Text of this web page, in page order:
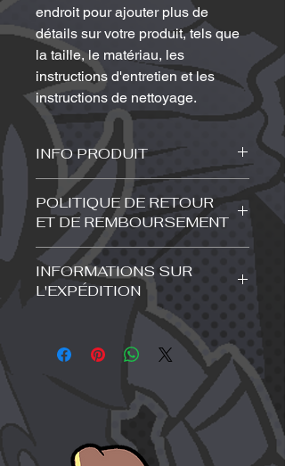
endroit pour ajouter plus de
détails sur votre produit, tels que
la taille, le matériau, les
instructions d'entretien et les
instructions de nettoyage.
INFO PRODUIT
Je suis un détail de produit. C'est un
endroit idéal pour ajouter plus
d'informations sur votre produit, telles
que la taille, le matériau, les
instructions d'entretien et de
nettoyage. C'est également un
excellent espace pour écrire ce qui
rend ce produit spécial et comment
vos clients peuvent en bénéficier.
POLITIQUE DE RETOUR
ET DE REMBOURSEMENT
J'ai une politique de retour et de
remboursement. Je suis un excellent
moyen d'informer vos clients de la
marche à suivre s'ils ne sont pas
satisfaits de leur achat. Avoir une
politique de remboursement ou
d'échange simple est un excellent
moyen de renforcer la confiance et
de rassurer vos clients sur le fait
qu'ils peuvent acheter en toute
confiance.
INFORMATIONS SUR
L'EXPÉDITION
Je suis une politique d'expédition. Je
suis un excellent endroit pour ajouter
plus d'informations sur vos méthodes
d'expédition, votre emballage et vos
coûts. Fournir des informations
simples sur votre politique
d'expédition est un excellent moyen
de renforcer la confiance et de